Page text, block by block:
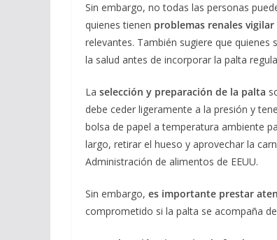
Sin embargo, no todas las personas
quienes tienen problemas renales
relevantes. También sugiere que
la salud antes de incorporar la palta
La selección y preparación de la palta
debe ceder ligeramente a la presión y
bolsa de papel a temperatura ambiente
largo, retirar el hueso y aprovechar la
Administración de alimentos de EEUU.
Sin embargo, es importante prestar
comprometido si la palta se acompaña